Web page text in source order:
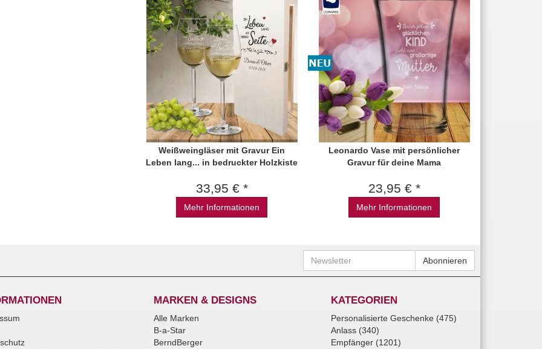
Weißweingläser mit Gravur Ein
Leben lang... in bedruckter Holzkiste
33,95 € *
Mehr Informationen
Leonardo Vase mit persönlicher
Gravur für deine Mama
23,95 € *
Mehr Informationen
Newsletter Abonnieren
MARKEN & DESIGNS
Alle Marken
B-a-Star
BerndBerger
KATEGORIEN
Personalisierte Geschenke (475)
Anlass (340)
Empfänger (1201)